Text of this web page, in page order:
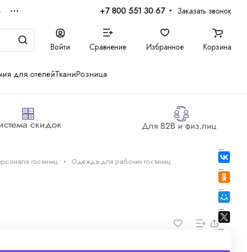
+7 800 551 30 67 Заказать звонок
Войти Сравнение Избранное Корзина
для отелейТканиРозница
гостиниц Одежда для рабочих гостиниц